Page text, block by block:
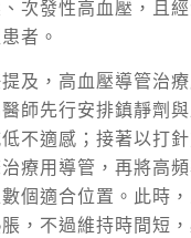
次發性高血壓，且
者。
及，高血壓導管治
師先行安排鎮靜劑
不適感；接著以打
療用導管，再將高
個適合位置。此時
，不過維持時間短